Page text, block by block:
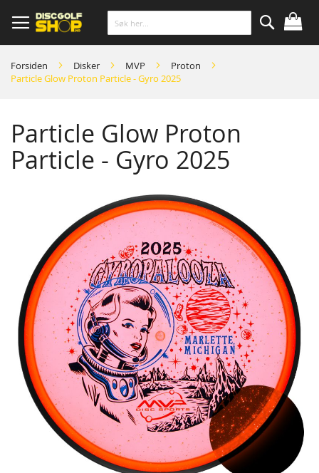
to
Content
Søk
Forsiden Disker MVP
Proton
Particle Glow Proton Particle - Gyro 2025
Particle Glow Proton
Particle - Gyro 2025
images
gallery